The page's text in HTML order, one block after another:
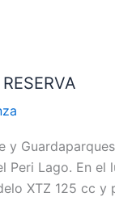
y Guardaparques
Peri Lago. En el
XTZ 125 cc y